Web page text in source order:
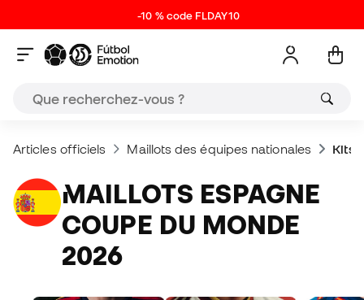
-10 % code FLDAY10
Articles officiels Maillots des équipes nationales Kits
MAILLOTS ESPAGNE
COUPE DU MONDE
2026